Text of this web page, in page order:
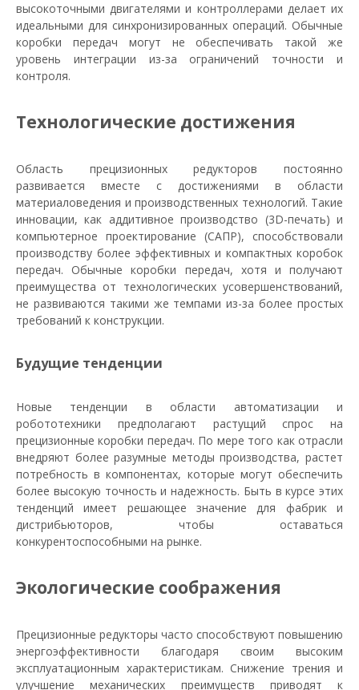
высокоточными двигателями и контроллерами делает их
идеальными для синхронизированных операций. Обычные
коробки передач могут не обеспечивать такой же
уровень интеграции из-за ограничений точности и
контроля.
Технологические достижения
Область прецизионных редукторов постоянно
развивается вместе с достижениями в области
материаловедения и производственных технологий. Такие
инновации, как аддитивное производство (3D-печать) и
компьютерное проектирование (САПР), способствовали
производству более эффективных и компактных коробок
передач. Обычные коробки передач, хотя и получают
преимущества от технологических усовершенствований,
не развиваются такими же темпами из-за более простых
требований к конструкции.
Будущие тенденции
Новые тенденции в области автоматизации и
робототехники предполагают растущий спрос на
прецизионные коробки передач. По мере того как отрасли
внедряют более разумные методы производства, растет
потребность в компонентах, которые могут обеспечить
более высокую точность и надежность. Быть в курсе этих
тенденций имеет решающее значение для фабрик и
дистрибьюторов, чтобы оставаться
конкурентоспособными на рынке.
Экологические соображения
Прецизионные редукторы часто способствуют повышению
энергоэффективности благодаря своим высоким
эксплуатационным характеристикам. Снижение трения и
улучшение механических преимуществ приводят к